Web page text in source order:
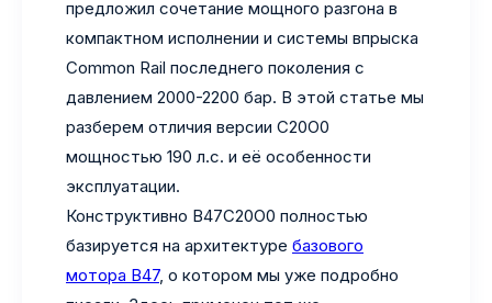
предложил сочетание мощного разгона в
компактном исполнении и системы впрыска
Common Rail последнего поколения с
давлением 2000-2200 бар. В этой статье мы
разберем отличия версии C20O0
мощностью 190 л.с. и её особенности
эксплуатации.
Конструктивно B47C20O0 полностью
базируется на архитектуре базового
мотора B47, о котором мы уже подробно